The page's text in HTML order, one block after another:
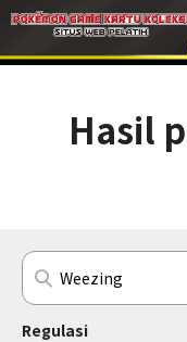
Hasil
Regulasi